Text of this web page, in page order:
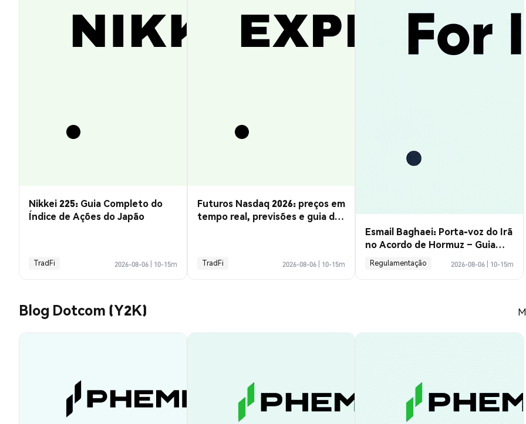
Nikkei 225: Guia Completo do
Índice de Ações do Japão
TradFi 2026-08-06 10-15m
Futuros Nasdaq 2026: preços em
tempo real, previsões e guia de
TradFi 2026-08-06 10-15m
Esmail Baghaei: Porta-voz do Irã
no Acordo de Hormuz – Guia
Completo
Regulamentação 2026-08-06 10-15m
Blog Dotcom (Y2K)